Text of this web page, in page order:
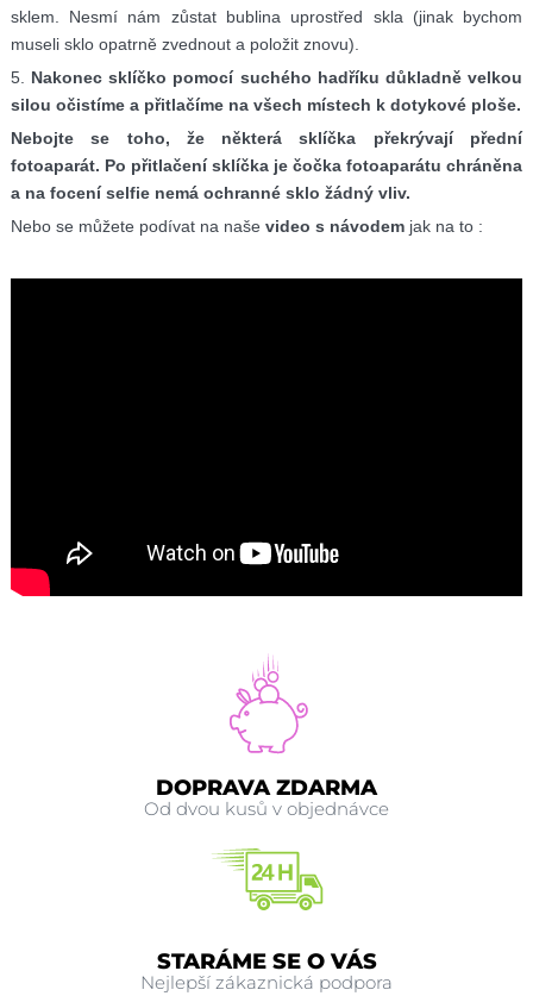
sklem. Nesmí nám zůstat bublina uprostřed skla (jinak bychom
museli sklo opatrně zvednout a položit znovu).
5.
Nakonec sklíčko pomocí suchého hadříku důkladně velkou
silou očistíme a přitlačíme na všech místech k dotykové ploše.
Nebojte se toho, že některá sklíčka překrývají přední
fotoaparát. Po přitlačení sklíčka je čočka fotoaparátu chráněna
a na focení selfie nemá ochranné sklo žádný vliv.
Nebo se můžete podívat na naše video s návodemjak na to :
DOPRAVA ZDARMA
Od dvou kusů v objednávce
STARÁME SE O VÁS
Nejlepší zákaznická podpora